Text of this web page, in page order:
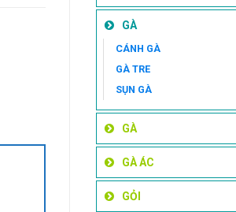
GÀ
CÁNH GÀ
GÀ TRE
SỤN GÀ
GÀ
GÀ ÁC
GỎI